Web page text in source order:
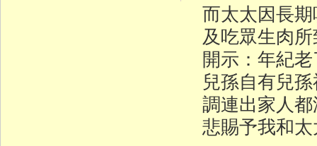
而太太因長
及吃眾生肉
開示：年紀
兒孫自有兒
調連出家人
悲賜予我和